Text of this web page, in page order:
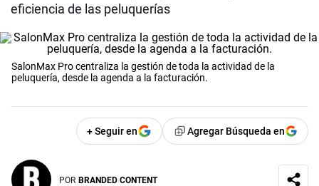
eficiencia de las peluquerías
SalonMax Pro centraliza la gestión de toda la actividad de la
peluquería, desde la agenda a la facturación.
+ Seguir en Agregar Búsqueda en
POR BRANDED CONTENT